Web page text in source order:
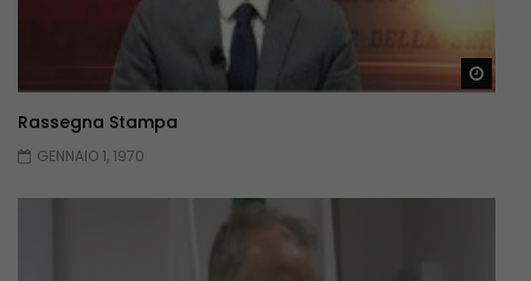
Rassegna Stampa
GENNAIO 1, 1970